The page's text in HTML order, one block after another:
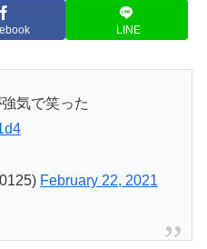
LINE
気で笑った
February 22, 2021